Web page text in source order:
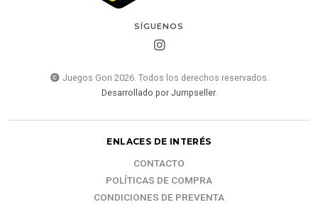
SÍGUENOS
Juegos Gori 2026. Todos los derechos reservados.
Desarrollado por Jumpseller.
ENLACES DE INTERÉS
CONTACTO
POLÍTICAS DE COMPRA
CONDICIONES DE PREVENTA